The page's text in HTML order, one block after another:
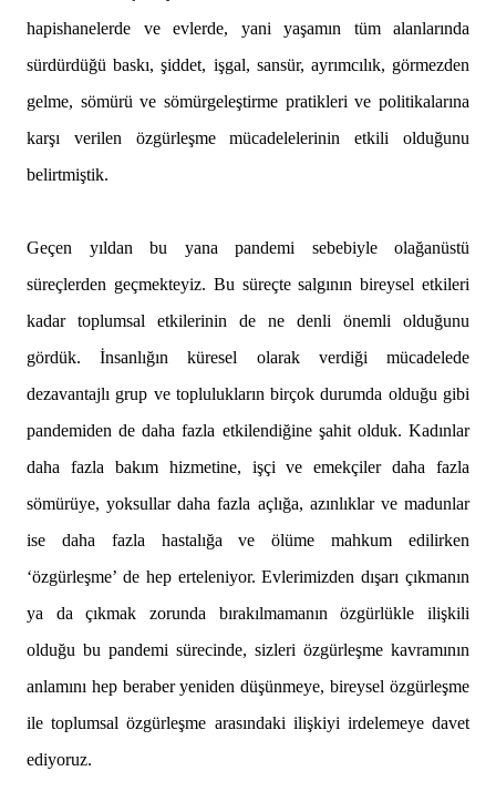
hapishanelerde ve evlerde, yani yaşamın tüm alanlarında
sürdürdüğü baskı, şiddet, işgal, sansür, ayrımcılık, görmezden
gelme, sömürü ve sömürgeleştirme pratikleri ve politikalarına
karşı verilen özgürleşme mücadelelerinin etkili olduğunu
belirtmiştik.
Geçen yıldan bu yana pandemi sebebiyle olağanüstü
süreçlerden geçmekteyiz. Bu süreçte salgının bireysel etkileri
kadar toplumsal etkilerinin de ne denli önemli olduğunu
gördük. İnsanlığın küresel olarak verdiği mücadelede
dezavantajlı grup ve toplulukların birçok durumda olduğu gibi
pandemiden de daha fazla etkilendiğine şahit olduk. Kadınlar
daha fazla bakım hizmetine, işçi ve emekçiler daha fazla
sömürüye, yoksullar daha fazla açlığa, azınlıklar ve madunlar
ise daha fazla hastalığa ve ölüme mahkum edilirken
‘özgürleşme’ de hep erteleniyor. Evlerimizden dışarı çıkmanın
ya da çıkmak zorunda bırakılmamanın özgürlükle ilişkili
olduğu bu pandemi sürecinde, sizleri özgürleşme kavramının
anlamını hep beraber yeniden düşünmeye, bireysel özgürleşme
ile toplumsal özgürleşme arasındaki ilişkiyi irdelemeye davet
ediyoruz.